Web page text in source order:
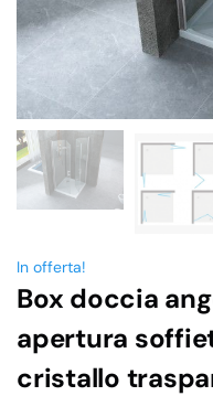
In offerta!
Box doccia
apertura
cristallo